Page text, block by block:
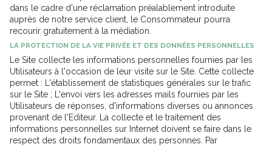
dans le cadre d'une réclamation préalablement introduite
auprès de notre service client, le Consommateur pourra
recourir gratuitement à la médiation.
LA PROTECTION DE LA VIE PRIVÉE ET DES DONNÉES PERSONNELLES
Le Site collecte les informations personnelles fournies par les
Utilisateurs à l'occasion de leur visite sur le Site. Cette collecte
permet : L'établissement de statistiques générales sur le trafic
sur le Site ; L'envoi vers les adresses mails fournies par les
Utilisateurs de réponses, d'informations diverses ou annonces
provenant de l'Editeur. La collecte et le traitement des
informations personnelles sur Internet doivent se faire dans le
respect des droits fondamentaux des personnes. Par